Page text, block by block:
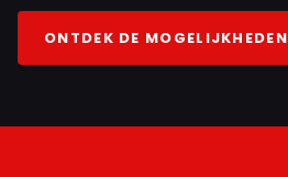
ONTDEK DE MOGELIJKHEDEN